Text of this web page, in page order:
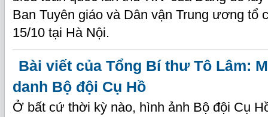
Ban Tuyên giáo và Dân vận Trung ương tổ
15/10 tại Hà Nội.
Bài viết của Tổng Bí thư Tô Lâm:
danh Bộ đội Cụ Hồ
Ở bất cứ thời kỳ nào, hình ảnh Bộ đội Cụ